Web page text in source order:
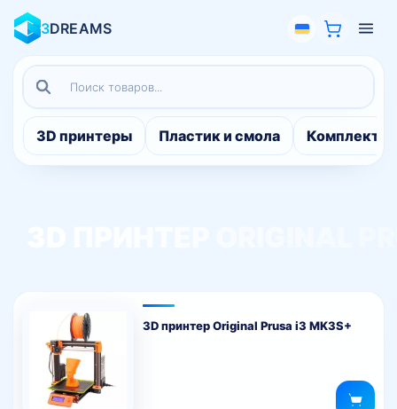
3DREAMS
3D принтеры Пластик и смола
Поиск
товаров
3D принтер Original Prusa i3 MK3S+